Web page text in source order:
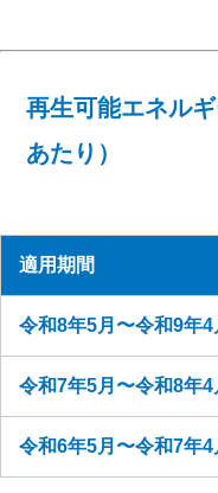
再生可能エネル
あたり）
適用期間
令和8年5月〜令和9年4
令和7年5月〜令和8年4
令和6年5月〜令和7年4